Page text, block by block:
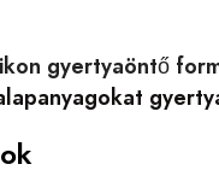
gyertyaöntő